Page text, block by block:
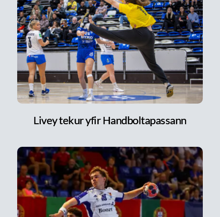
Livey tekur yfir Handboltapassann